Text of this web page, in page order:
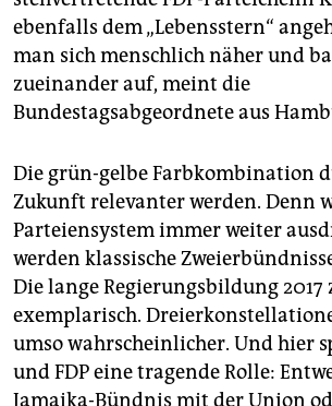
ebenfalls dem „Lebensstern“
man sich menschlich näher und
zu­ein­ander auf, meint die
Bundestagsabgeordnete aus
Die grün-gelbe Farbkombination
Zukunft relevanter werden. Denn
Parteiensystem immer weiter
werden klassische
Die lange Regierungsbildung 2017
exemplarisch.
umso wahrscheinlicher. Und hier
und FDP eine tragende Rolle:
Jamaika-Bündnis mit der Union